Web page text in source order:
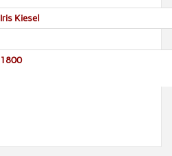
Iris Kiesel
1800